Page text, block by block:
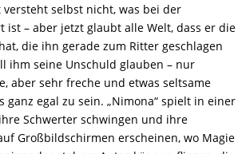
selbst nicht, was bei der
ist – aber jetzt glaubt alle Welt, dass er die
die ihn gerade zum Ritter geschlagen
ihm seine Unschuld glauben – nur
aber sehr freche und etwas seltsame
ganz egal zu sein. „Nimona“ spielt in einer
Schwerter schwingen und ihre
Großbildschirmen erscheinen, wo Magie